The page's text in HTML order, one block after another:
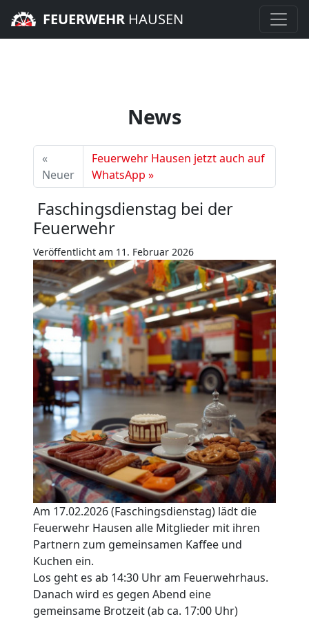
FEUERWEHRHAUSEN
News
«
Neuer
Feuerwehr Hausen jetzt auch auf
WhatsApp »
Faschingsdienstag bei der
Feuerwehr
Veröffentlicht am 11. Februar 2026
Am 17.02.2026 (Faschingsdienstag) lädt die
Feuerwehr Hausen alle Mitglieder mit ihren
Partnern zum gemeinsamen Kaffee und
Kuchen ein.
Los geht es ab 14:30 Uhr am Feuerwehrhaus.
Danach wird es gegen Abend eine
gemeinsame Brotzeit (ab ca. 17:00 Uhr)